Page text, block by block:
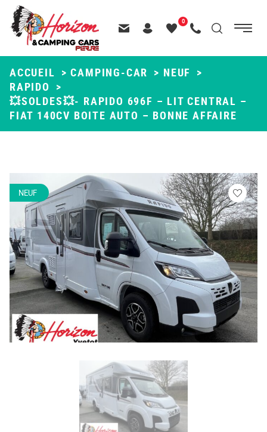
Passer
contenu
Menu
principal
Menu
Recherche
0
ACCUEIL > CAMPING-CAR > NEUF >
RAPIDO >
💥SOLDES💥- RAPIDO 696F – LIT CENTRAL –
FIAT 140CV BOITE AUTO – BONNE AFFAIRE
NEUF
Veuillez
vous